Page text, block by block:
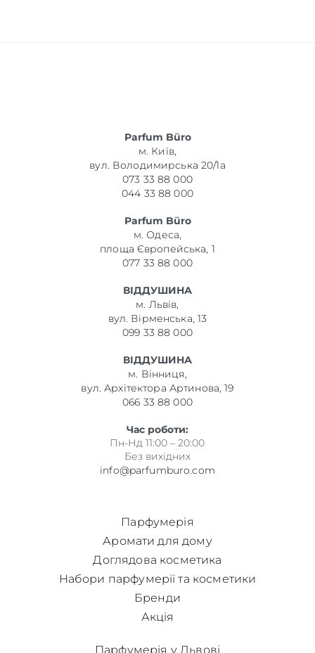
Parfum Büro
м. Київ,
вул. Володимирська 20/1а
073 33 88 000
044 33 88 000
Parfum Büro
м. Одеса,
площа Європейська, 1
077 33 88 000
ВІДДУШИНА
м. Львів,
вул. Вірменська, 13
099 33 88 000
ВІДДУШИНА
м. Вінниця,
вул. Архітектора Артинова, 19
066 33 88 000
Час роботи:
Пн-Нд 11:00 – 20:00
Без вихідних
info@parfumburo.com
Парфумерія
Аромати для дому
Доглядова косметика
Набори парфумерії та косметики
Бренди
Акція
Парфумерія у Львові